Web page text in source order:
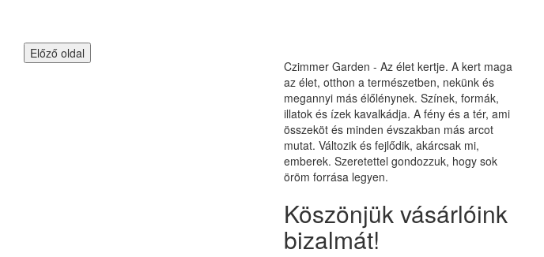
Czimmer Garden - Az élet kertje. A kert maga
az élet, otthon a természetben, nekünk és
megannyi más élőlénynek. Színek, formák,
illatok és ízek kavalkádja. A fény és a tér, ami
összeköt és minden évszakban más arcot
mutat. Változik és fejlődik, akárcsak mi,
emberek. Szeretettel gondozzuk, hogy sok
öröm forrása legyen.
Köszönjük vásárlóink
bizalmát!